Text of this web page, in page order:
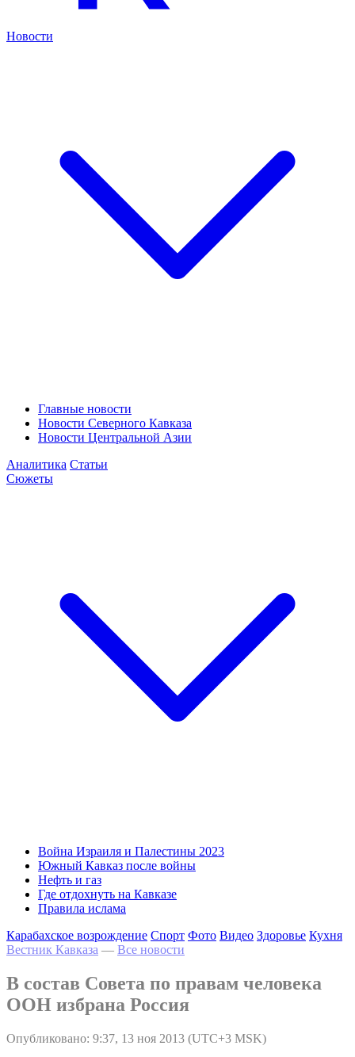
Новости
Главные новости
Новости Северного Кавказа
Новости Центральной Азии
Аналитика Статьи
Сюжеты
Война Израиля и Палестины 2023
Южный Кавказ после войны
Нефть и газ
Где отдохнуть на Кавказе
Правила ислама
Карабахское возрождение Спорт Фото Видео Здоровье Кухня
Вестник Кавказа — Все новости
В состав Совета по правам человека
ООН избрана Россия
Опубликовано: 9:37, 13 ноя 2013 (UTC+3 MSK)